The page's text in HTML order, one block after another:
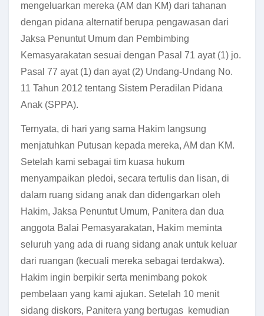
mengeluarkan mereka (AM dan KM) dari tahanan
dengan pidana alternatif berupa pengawasan dari
Jaksa Penuntut Umum dan Pembimbing
Kemasyarakatan sesuai dengan Pasal 71 ayat (1) jo.
Pasal 77 ayat (1) dan ayat (2) Undang-Undang No.
11 Tahun 2012 tentang Sistem Peradilan Pidana
Anak (SPPA).
Ternyata, di hari yang sama Hakim langsung
menjatuhkan Putusan kepada mereka, AM dan KM.
Setelah kami sebagai tim kuasa hukum
menyampaikan pledoi, secara tertulis dan lisan, di
dalam ruang sidang anak dan didengarkan oleh
Hakim, Jaksa Penuntut Umum, Panitera dan dua
anggota Balai Pemasyarakatan, Hakim meminta
seluruh yang ada di ruang sidang anak untuk keluar
dari ruangan (kecuali mereka sebagai terdakwa).
Hakim ingin berpikir serta menimbang pokok
pembelaan yang kami ajukan. Setelah 10 menit
sidang diskors, Panitera yang bertugas kemudian